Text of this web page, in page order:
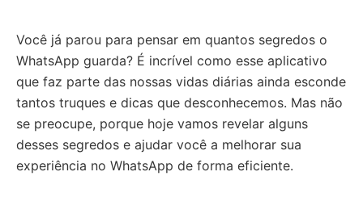
Você já parou para pensar em quantos segredos o
WhatsApp guarda? É incrível como esse aplicativo
que faz parte das nossas vidas diárias ainda esconde
tantos truques e dicas que desconhecemos. Mas não
se preocupe, porque hoje vamos revelar alguns
desses segredos e ajudar você a melhorar sua
experiência no WhatsApp de forma eficiente.